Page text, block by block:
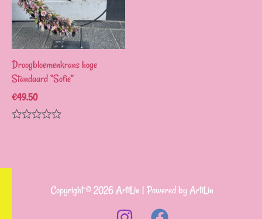
Droogbloemenkrans hoge
Standaard “Sofie”
€49,50
Copyright © 2026 ArtiLin | Powered by ArtiLin